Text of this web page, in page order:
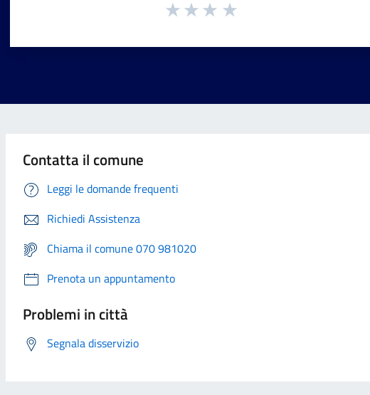
Contatta il comune
Leggi le domande frequenti
Richiedi Assistenza
Chiama il comune 070 981020
Prenota un appuntamento
Problemi in città
Segnala disservizio